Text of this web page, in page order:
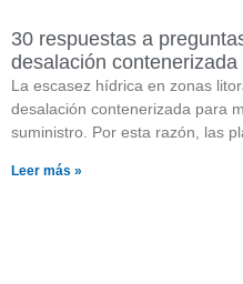
30 respuestas a
desalación
La escasez hídrica en zonas
desalación contenerizada para
suministro. Por esta razón, las
Leer más »